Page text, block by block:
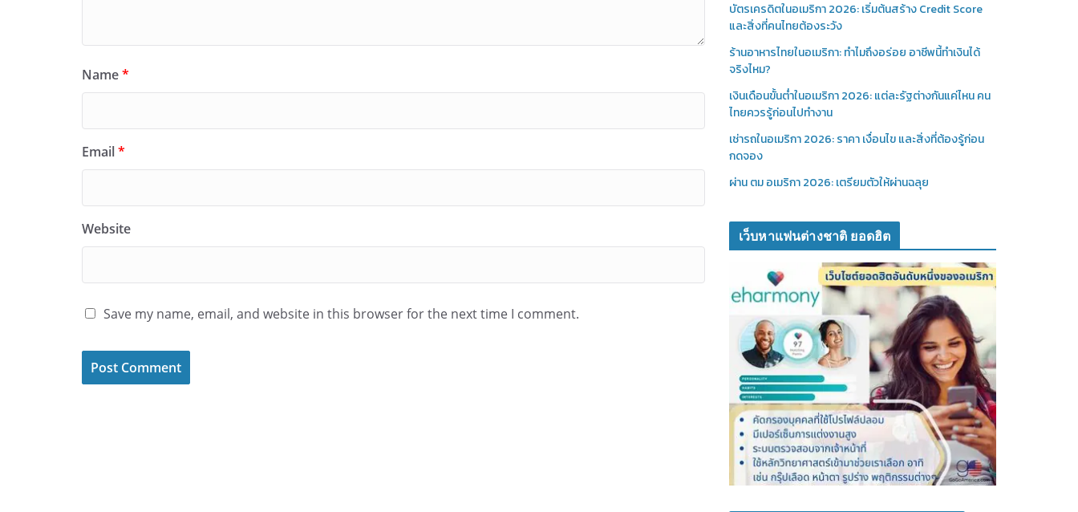
Name*
Email*
Website
Save my name, email, and website in this browser for the next time I comment.
บัตรเครดิตในอเมริกา 2026: เริ่มต้นสร้าง Credit Score
และสิ่งที่คนไทยต้องระวัง
ร้านอาหารไทยในอเมริกา: ทำไมถึงอร่อย อาชีพนี้ทำเงินได้
จริงไหม?
เงินเดือนขั้นต่ำในอเมริกา 2026: แต่ละรัฐต่างกันแค่ไหน คน
ไทยควรรู้ก่อนไปทำงาน
เช่ารถในอเมริกา 2026: ราคา เงื่อนไข และสิ่งที่ต้องรู้ก่อน
กดจอง
ผ่าน ตม อเมริกา 2026: เตรียมตัวให้ผ่านฉลุย
เว็บหาแฟนต่างชาติ ยอดฮิต